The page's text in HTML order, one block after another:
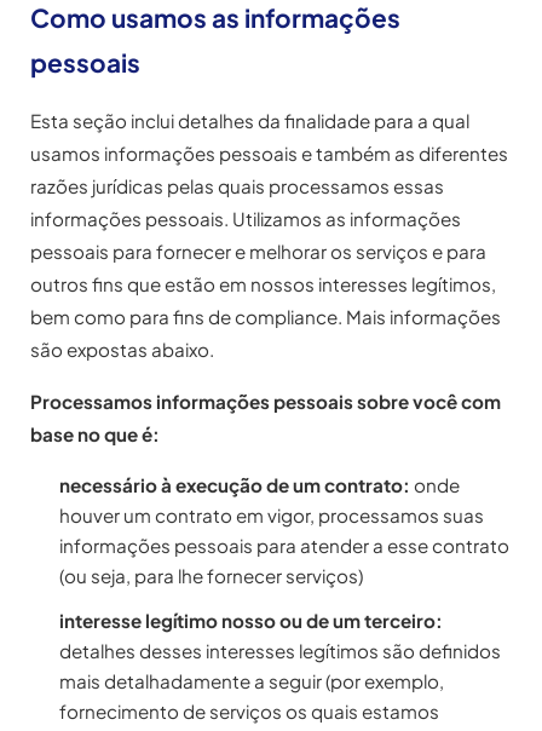
Como usamos as informações
pessoais
Esta seção inclui detalhes da finalidade para a qual
usamos informações pessoais e também as diferentes
razões jurídicas pelas quais processamos essas
informações pessoais. Utilizamos as informações
pessoais para fornecer e melhorar os serviços e para
outros fins que estão em nossos interesses legítimos,
bem como para fins de compliance. Mais informações
são expostas abaixo.
Processamos informações pessoais sobre você com
base no que é:
necessário à execução de um contrato: onde
houver um contrato em vigor, processamos suas
informações pessoais para atender a esse contrato
(ou seja, para lhe fornecer serviços)
interesse legítimo nosso ou de um terceiro:
detalhes desses interesses legítimos são definidos
mais detalhadamente a seguir (por exemplo,
fornecimento de serviços os quais estamos